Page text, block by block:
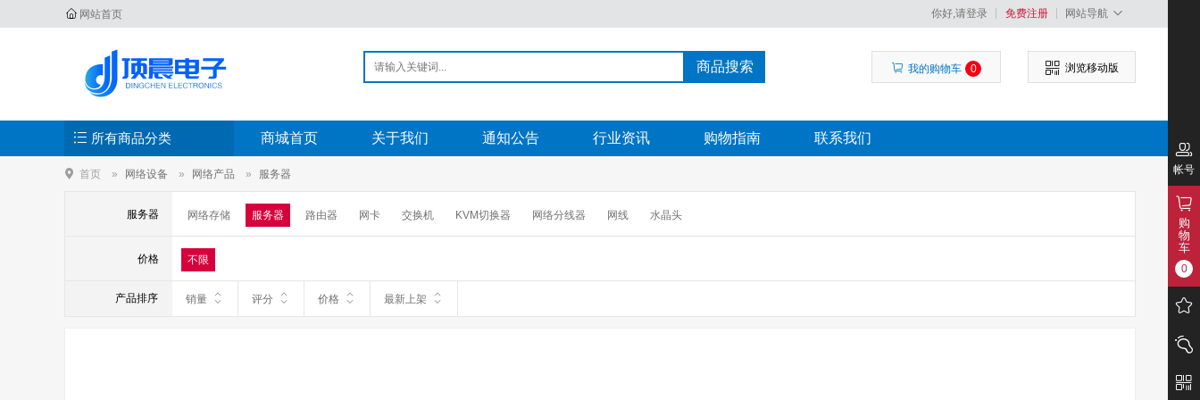
网站首页 你好,请登录 免费注册 网站导航
商品搜索 我的购物车 0 浏览移动版
所有商品分类 商城首页 关于我们 通知公告 行业资讯 购物指南 联系我们
首页 网络设备 网络产品 服务器
服务器 网络存储 服务器 路由器 网卡 交换机 KVM切换器 网络分线器 网线 水晶头
价格 不限
产品排序 销量 评分 价格 最新上架
帐号
购
物
车
0